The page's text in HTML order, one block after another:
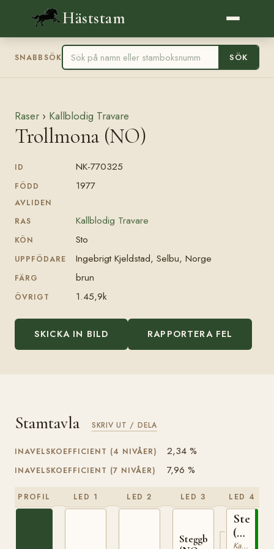
Häststam
SNABBSÖK SÖK
Raser › Kallblodig Travare
Trollmona (NO)
ID NK-770325
FÖDD 1977
AVLIDEN
RAS
Kallblodig Travare
KÖN Sto
UPPFÖDARE Ingebrigt Kjeldstad, Selbu, Norge
FÄRG brun
ÖVRIGT 1.45,9k
SKICKA IN BILD RAPPORTERA FEL
Stamtavla SKRIV UT / DELA
INAVELSKOEFFICIENT (4 NIVÅER) 2,34 %
INAVELSKOEFFICIENT (7 NIVÅER) 7,96 %
PROFIL LED 1 LED 2 LED 3
Steggbest
LED 4
Stegg
(NO)
Kallblodig Travare